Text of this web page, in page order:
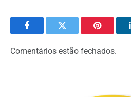
FacebookTwitter Pinterest
Comentários estão fechados.